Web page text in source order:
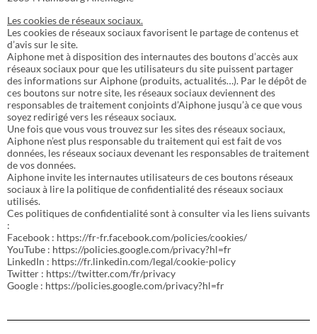
Les cookies de réseaux sociaux.
Les cookies de réseaux sociaux favorisent le partage de contenus et
d’avis sur le site.
Aiphone met à disposition des internautes des boutons d’accès aux
réseaux sociaux pour que les utilisateurs du site puissent partager
des informations sur Aiphone (produits, actualités…). Par le dépôt de
ces boutons sur notre site, les réseaux sociaux deviennent des
responsables de traitement conjoints d’Aiphone jusqu’à ce que vous
soyez redirigé vers les réseaux sociaux.
Une fois que vous vous trouvez sur les sites des réseaux sociaux,
Aiphone n’est plus responsable du traitement qui est fait de vos
données, les réseaux sociaux devenant les responsables de traitement
de vos données.
Aiphone invite les internautes utilisateurs de ces boutons réseaux
sociaux à lire la politique de confidentialité des réseaux sociaux
utilisés.
Ces politiques de confidentialité sont à consulter via les liens suivants
:
Facebook : https://fr-fr.facebook.com/policies/cookies/
YouTube : https://policies.google.com/privacy?hl=fr
LinkedIn : https://fr.linkedin.com/legal/cookie-policy
Twitter : https://twitter.com/fr/privacy
Google : https://policies.google.com/privacy?hl=fr